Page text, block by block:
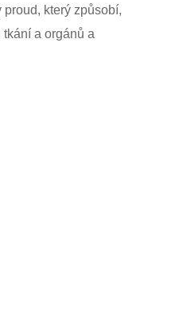
který způsobí,
a orgánů a